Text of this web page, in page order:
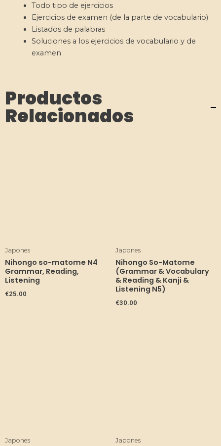
Todo tipo de ejercicios
Ejercicios de examen (de la parte de vocabulario)
Listados de palabras
Soluciones a los ejercicios de vocabulario y de
examen
Productos
Relacionados
Japones
Nihongo so-matome N4
Grammar, Reading,
Listening
€25.00
Japones
Nihongo So-Matome
(Grammar & Vocabulary
& Reading & Kanji &
Listening N5)
€30.00
Japones Japones